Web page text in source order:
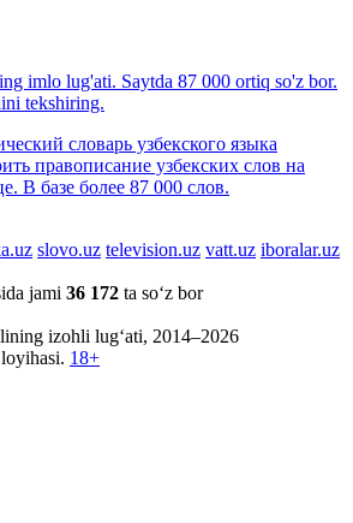
imlo lug'ati. Saytda 87 000 ortiq so'z bor.
tekshiring.
словарь узбекского языка
правописание узбекских слов на
В базе более 87 000 слов.
slovo.uz television.uz vatt.uz iboralar.uz
jami 36 172 ta so‘z bor
izohli lug‘ati, 2014–2026
loyihasi. 18+